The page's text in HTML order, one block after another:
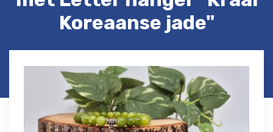
Koreaanse jade"